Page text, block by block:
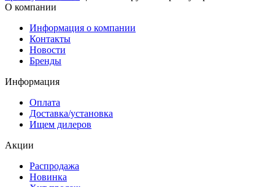
О компании
Информация о компании
Контакты
Новости
Бренды
Информация
Оплата
Доставка/установка
Ищем дилеров
Акции
Распродажа
Новинка